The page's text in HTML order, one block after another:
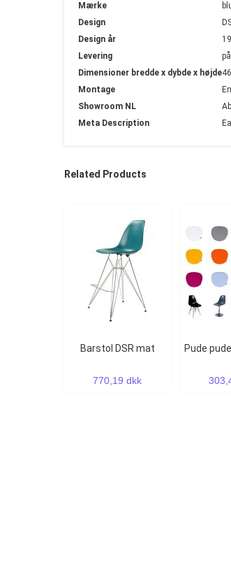
Mærke
Design
Design år
Levering
Dimensioner bredde x dybde x højde
Montage
Showroom NL
Meta Description
Related Products
Barstol DSR mat
770,19 dkk
Pude